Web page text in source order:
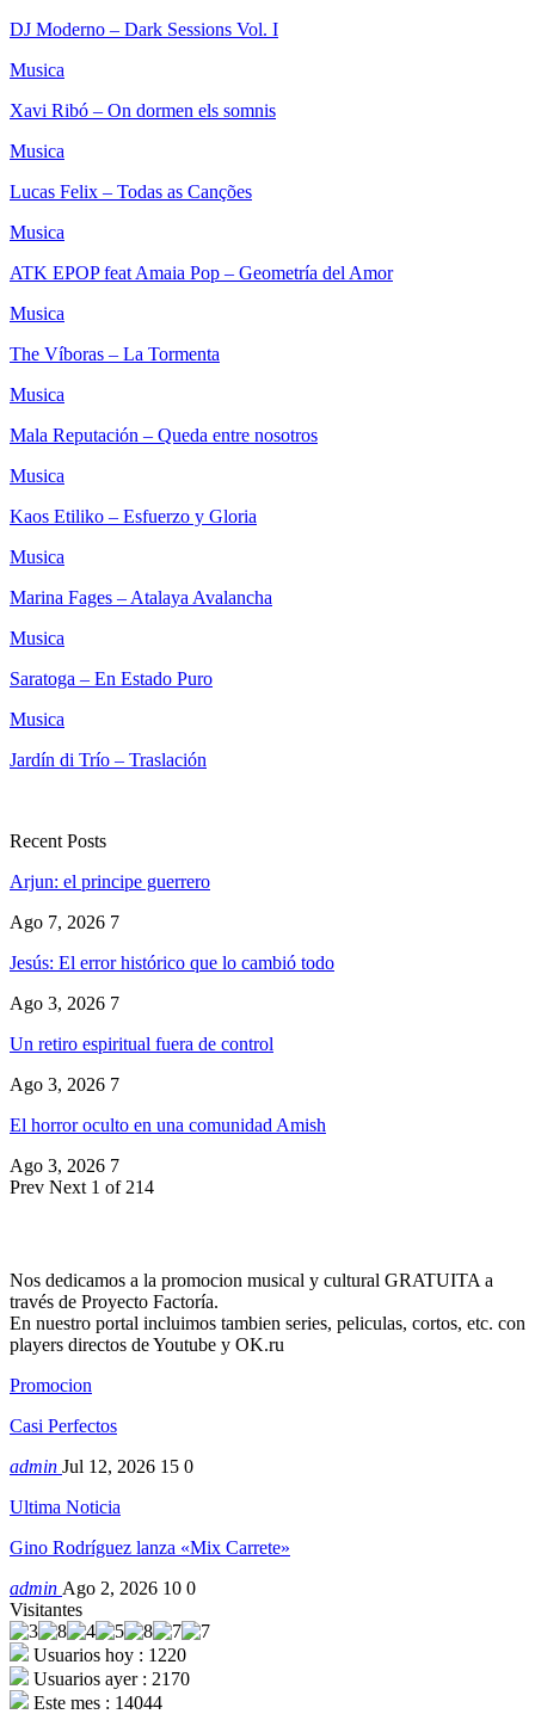
DJ Moderno – Dark Sessions Vol. I
Musica
Xavi Ribó – On dormen els somnis
Musica
Lucas Felix – Todas as Canções
Musica
ATK EPOP feat Amaia Pop – Geometría del Amor
Musica
The Víboras – La Tormenta
Musica
Mala Reputación – Queda entre nosotros
Musica
Kaos Etiliko – Esfuerzo y Gloria
Musica
Marina Fages – Atalaya Avalancha
Musica
Saratoga – En Estado Puro
Musica
Jardín di Trío – Traslación
Recent Posts
Arjun: el principe guerrero
Ago 7, 2026 7
Jesús: El error histórico que lo cambió todo
Ago 3, 2026 7
Un retiro espiritual fuera de control
Ago 3, 2026 7
El horror oculto en una comunidad Amish
Ago 3, 2026 7
Prev Next 1 of 214
Nos dedicamos a la promocion musical y cultural GRATUITA a
través de Proyecto Factoría.
En nuestro portal incluimos tambien series, peliculas, cortos, etc. con
players directos de Youtube y OK.ru
Promocion
Casi Perfectos
admin Jul 12, 2026 15 0
Ultima Noticia
Gino Rodríguez lanza «Mix Carrete»
admin Ago 2, 2026 10 0
Visitantes
Usuarios hoy : 1220
Usuarios ayer : 2170
Este mes : 14044